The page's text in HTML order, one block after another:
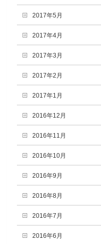
2017年5月
2017年4月
2017年3月
2017年2月
2017年1月
2016年12月
2016年11月
2016年10月
2016年9月
2016年8月
2016年7月
2016年6月